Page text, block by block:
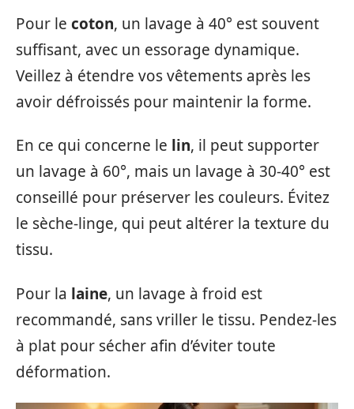
Pour le coton, un lavage à 40° est souvent
suffisant, avec un essorage dynamique.
Veillez à étendre vos vêtements après les
avoir défroissés pour maintenir la forme.
En ce qui concerne le lin, il peut supporter
un lavage à 60°, mais un lavage à 30-40° est
conseillé pour préserver les couleurs. Évitez
le sèche-linge, qui peut altérer la texture du
tissu.
Pour la laine, un lavage à froid est
recommandé, sans vriller le tissu. Pendez-les
à plat pour sécher afin d’éviter toute
déformation.